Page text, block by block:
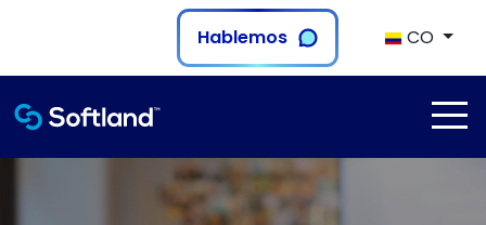
Hablemos CO